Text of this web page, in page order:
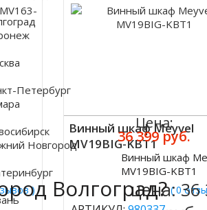
)
Винный шкаф Meyvel
MV19BIG-KBT1
( 0
Цена:
36 399 руб.
Винный шкаф
MV19BIG-KBT1
цена:36
Волгоград?
Петербург
Новгород